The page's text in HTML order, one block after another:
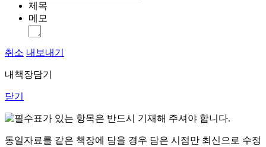
제목
메모
취소 내보내기
내책장담기
닫기
표가 있는 항목은 반드시 기재해 주셔야 합니다.
동일자료를 같은 책장에 담을 경우 담은 시점만 최신으로 수정